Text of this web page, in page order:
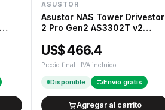
ASUSTOR
Asustor NAS Tower Drivestor
2 Pro Gen2 AS3302T v2
US$ 466.4
Precio final · IVA incluido
Disponible Envío gratis
Agregar al carrito